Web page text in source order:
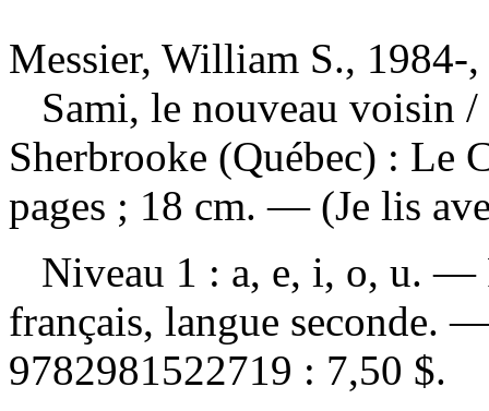
Messier, William S., 1984-,
Sami, le nouveau voisin /
Sherbrooke (Québec) :
pages ; 18 cm. — (Je lis
Niveau 1 : a, e, i, o, u. —
français, langue
9782981522719 : 7,50 $.